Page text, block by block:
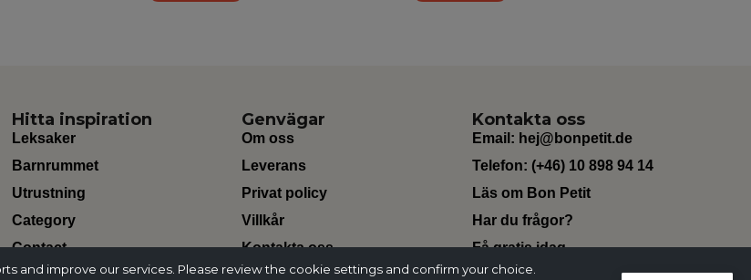
Hitta inspiration
Leksaker
Barnrummet
Utrustning
Category
Contact
Genvägar
Om oss
Leverans
Privat policy
Villkår
Kontakta oss
Kontakta oss
Email: hej@bonpetit.de
Telefon: (+46) 10 898 94 14
Läs om Bon Petit
Har du frågor?
Få gratis idag
Change Currency
and improve our services. Please review the cookie settings and confirm your choice.